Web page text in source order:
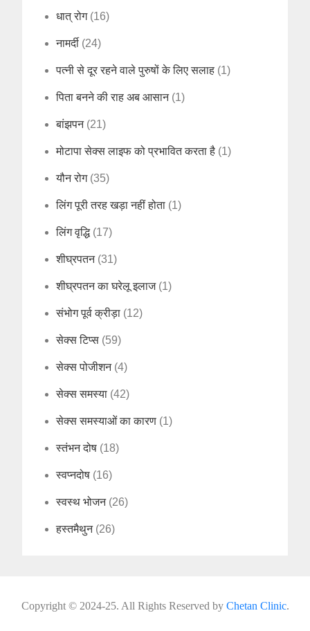
धात् रोग(16)
नामर्दी (24)
पत्नी से दूर रहने वाले पुरुषों के लिए सलाह (1)
पिता बनने की राह अब आसान(1)
बांझपन(21)
मोटापा सेक्स लाइफ को प्रभावित करता है (1)
यौन रोग(35)
लिंग पूरी तरह खड़ा नहीं होता (1)
लिंग वृद्धि(17)
शीघ्रपतन(31)
शीघ्रपतन का घरेलू इलाज(1)
संभोग पूर्व क्रीड़ा (12)
सेक्स टिप्स (59)
सेक्स पोजीशन(4)
सेक्स समस्या (42)
सेक्स समस्याओं का कारण (1)
स्तंभन दोष (18)
स्वप्नदोष (16)
स्वस्थ भोजन(26)
हस्तमैथुन(26)
Copyright © 2024-25. All Rights Reserved by Chetan Clinic.